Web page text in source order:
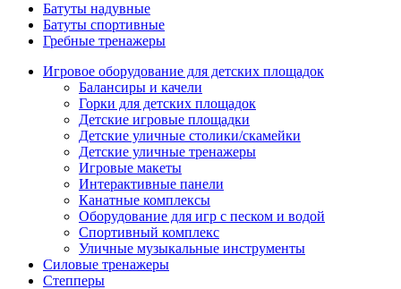
Батуты надувные
Батуты спортивные
Гребные тренажеры
Игровое оборудование для детских площадок
Балансиры и качели
Горки для детских площадок
Детские игровые площадки
Детские уличные столики/скамейки
Детские уличные тренажеры
Игровые макеты
Интерактивные панели
Канатные комплексы
Оборудование для игр с песком и водой
Спортивный комплекс
Уличные музыкальные инструменты
Силовые тренажеры
Степперы